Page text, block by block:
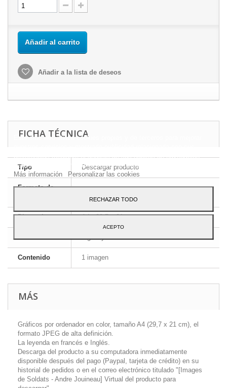
Añadir al carrito
Añadir a la lista de deseos
FICHA TÉCNICA
Tipo Descargar producto
Formato de
Dimensiones A4 - 29,7 x 21 cm
Idioma Inglés y francés
Contenido 1 imagen
MÁS
Gráficos por ordenador en color, tamaño A4 (29,7 x 21 cm), el
formato JPEG de alta definición.
La leyenda en francés e Inglés.
Descarga del producto a su computadora inmediatamente
disponible después del pago (Paypal, tarjeta de crédito) en su
historial de pedidos o en el correo electrónico titulado "[Images
de Soldats - Andre Jouineau] Virtual del producto para
Este sitio web utiliza cookies propias y de terceros para mejorar
preferencias mediante el análisis de sus hábitos de navegación.
Para dar su consentimiento sobre su uso pulse el botón Acepto.
Más información
Personalizar las cookies
RECHAZAR TODO
ACEPTO